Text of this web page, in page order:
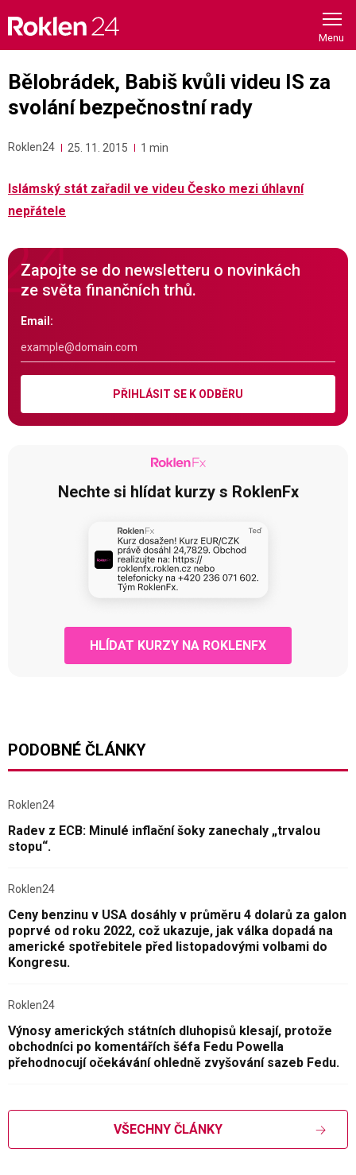
content
Bělobrádek, Babiš kvůli videu IS za
svolání bezpečnostní rady
Roklen24 25. 11. 2015 1 min
Islámský stát zařadil ve videu Česko mezi úhlavní
nepřátele
Zapojte se do newsletteru o novinkách
ze světa finančních trhů.
Email:
PŘIHLÁSIT SE K ODBĚRU
Nechte si hlídat kurzy s RoklenFx
HLÍDAT KURZY NA ROKLENFX
PODOBNÉ ČLÁNKY
Roklen24
Radev z ECB: Minulé inflační šoky zanechaly „trvalou
stopu“.
Roklen24
Ceny benzinu v USA dosáhly v průměru 4 dolarů za galon
poprvé od roku 2022, což ukazuje, jak válka dopadá na
americké spotřebitele před listopadovými volbami do
Kongresu.
Roklen24
Výnosy amerických státních dluhopisů klesají, protože
obchodníci po komentářích šéfa Fedu Powella
přehodnocují očekávání ohledně zvyšování sazeb Fedu.
VŠECHNY ČLÁNKY